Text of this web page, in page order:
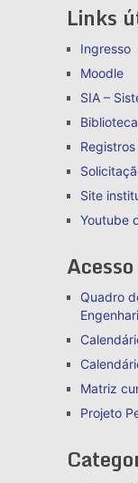
Links
Ingresso
Moodle
SIA –
Biblioteca
Site
Youtube
Quadro
Matriz
Projeto